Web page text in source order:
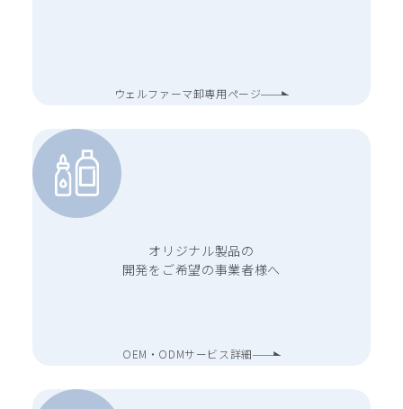
ウェルファーマ卸専用ページ
オリジナル製品の
開発をご希望の事業者様へ
OEM・ODMサービス詳細